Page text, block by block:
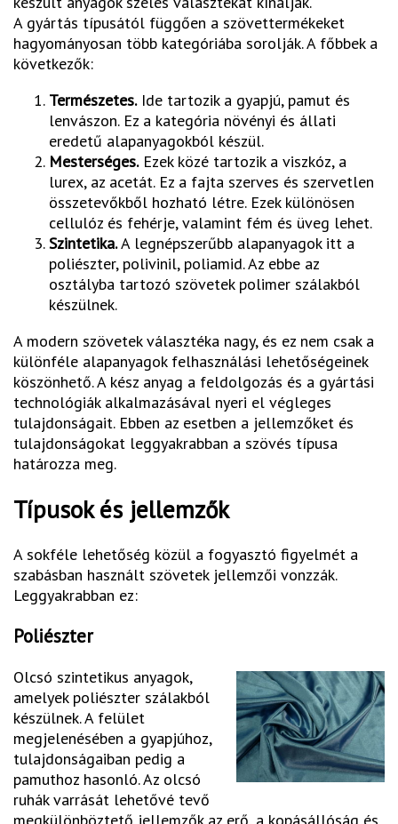
A gyártás típusától függően a szövettermékeket
hagyományosan több kategóriába sorolják. A főbbek a
következők:
Természetes.Ide tartozik a gyapjú, pamut és
lenvászon. Ez a kategória növényi és állati
eredetű alapanyagokból készül.
Mesterséges.Ezek közé tartozik a viszkóz, a
lurex, az acetát. Ez a fajta szerves és szervetlen
összetevőkből hozható létre. Ezek különösen
cellulóz és fehérje, valamint fém és üveg lehet.
Szintetika.A legnépszerűbb alapanyagok itt a
poliészter, polivinil, poliamid. Az ebbe az
osztályba tartozó szövetek polimer szálakból
készülnek.
A modern szövetek választéka nagy, és ez nem csak a
különféle alapanyagok felhasználási lehetőségeinek
köszönhető. A kész anyag a feldolgozás és a gyártási
technológiák alkalmazásával nyeri el végleges
tulajdonságait. Ebben az esetben a jellemzőket és
tulajdonságokat leggyakrabban a szövés típusa
határozza meg.
Típusok és jellemzők
A sokféle lehetőség közül a fogyasztó figyelmét a
szabásban használt szövetek jellemzői vonzzák.
Leggyakrabban ez:
Poliészter
Olcsó szintetikus anyagok,
amelyek poliészter szálakból
készülnek. A felület
megjelenésében a gyapjúhoz,
tulajdonságaiban pedig a
pamuthoz hasonló. Az olcsó
ruhák varrását lehetővé tevő